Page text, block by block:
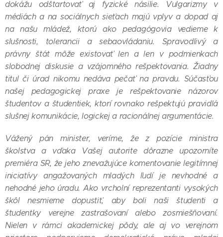
dokážu odštartovať aj fyzické násilie. Vulgarizmy v
médiách a na sociálnych sieťach majú vplyv a dopad aj
na našu mládež, ktorú ako pedagógovia vedieme k
slušnosti, tolerancii a sebaovládaniu. Spravodlivý a
právny štát môže existovať len a len v podmienkach
slobodnej diskusie a vzájomného rešpektovania. Žiadny
titul či úrad nikomu nedáva pečať na pravdu. Súčasťou
našej pedagogickej praxe je rešpektovanie názorov
študentov a študentiek, ktorí rovnako rešpektujú pravidlá
slušnej komunikácie, logickej a racionálnej argumentácie.
Vážený pán minister, veríme, že z pozície ministra
školstva a vďaka Vašej autorite dôrazne upozorníte
premiéra SR, že jeho znevažujúce komentovanie legitímnej
iniciatívy angažovaných mladých ľudí je nevhodné a
nehodné jeho úradu. Ako vrcholní reprezentanti vysokých
škôl nesmieme dopustiť, aby boli naši študenti a
študentky verejne zastrašovaní alebo zosmiešňovaní.
Nielen v rámci akademickej pôdy, ale aj vo verejnom